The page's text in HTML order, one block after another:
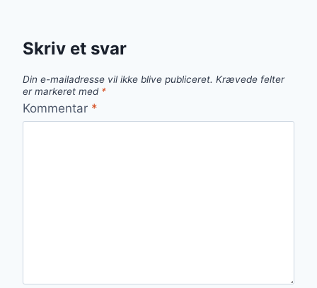
Skriv et svar
Din e-mailadresse vil ikke blive publiceret. Krævede felter
er markeret med *
Kommentar *